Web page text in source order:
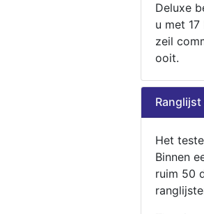
Deluxe
u met
zeil
ooit.
Het
Binnen
ruim 50